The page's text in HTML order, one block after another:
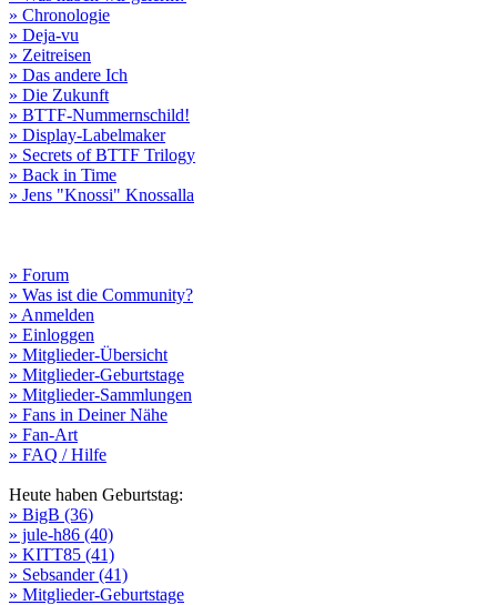
» Chronologie
» Deja-vu
» Zeitreisen
» Das andere Ich
» Die Zukunft
» BTTF-Nummernschild!
» Display-Labelmaker
» Secrets of BTTF Trilogy
» Back in Time
» Jens "Knossi" Knossalla
» Forum
» Was ist die Community?
» Anmelden
» Einloggen
» Mitglieder-Übersicht
» Mitglieder-Geburtstage
» Mitglieder-Sammlungen
» Fans in Deiner Nähe
» Fan-Art
» FAQ / Hilfe
Heute haben Geburtstag:
» BigB (36)
» jule-h86 (40)
» KITT85 (41)
» Sebsander (41)
» Mitglieder-Geburtstage